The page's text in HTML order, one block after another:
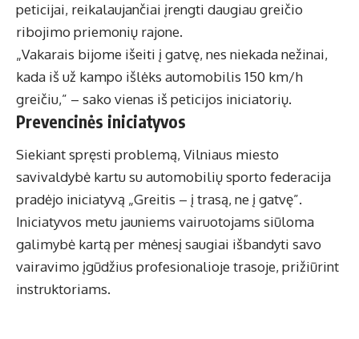
peticijai, reikalaujančiai įrengti daugiau greičio
ribojimo priemonių rajone.
„Vakarais bijome išeiti į gatvę, nes niekada nežinai,
kada iš už kampo išlėks automobilis 150 km/h
greičiu,” – sako vienas iš peticijos iniciatorių.
Prevencinės iniciatyvos
Siekiant spręsti problemą, Vilniaus miesto
savivaldybė kartu su automobilių sporto federacija
pradėjo iniciatyvą „Greitis – į trasą, ne į gatvę”.
Iniciatyvos metu jauniems vairuotojams siūloma
galimybė kartą per mėnesį saugiai išbandyti savo
vairavimo įgūdžius profesionalioje trasoje, prižiūrint
instruktoriams.